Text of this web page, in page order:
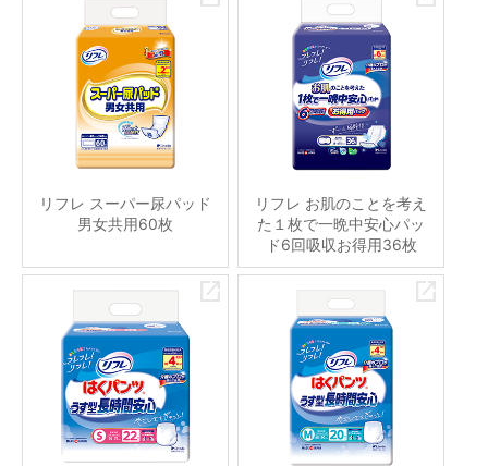
リフレ スーパー尿パッド
男女共用60枚
リフレ お肌のことを考え
た１枚で一晩中安心パッ
ド6回吸収お得用36枚